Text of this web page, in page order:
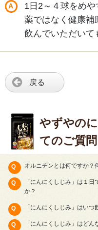
1日2～４球をめや
薬ではなく健康補
飲んでいただいて
戻る
やずやの
てのご質問
オルニチンとは何ですか？
「にんにくしじみ」は１
か？
「にんにくしじみ」はいつ
「にんにくしじみ」はどん